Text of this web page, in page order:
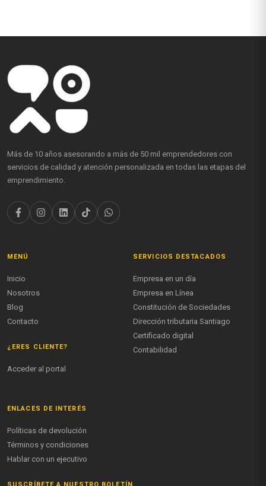
Más de 10 años asesorando a más de 50 mil emprendedores con
servicios de calidad y atención personalizada en todas las etapas del
emprendimiento.
MENÚ
Inicio
Nosotros
Blog
Contacto
¿ERES CLIENTE?
Acceder al portal
SERVICIOS DESTACADOS
Empresa en un día
Empresa en Línea
Constitución de Sociedades
Dirección tributaria Santiago
Certificado digital
Contabilidad
ENLACES DE INTERÉS
Políticas de devolución
Términos y condiciones
Hablar con un ejecutivo